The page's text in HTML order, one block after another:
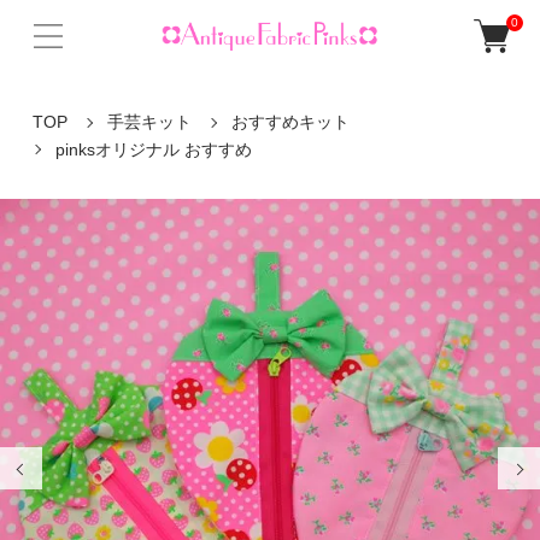
0
TOP 手芸キット
おすすめキット
pinksオリジナル おすすめ